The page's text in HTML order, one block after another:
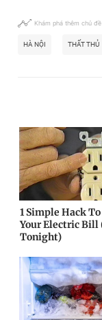
Khám phá thêm chủ đề
HÀ NỘI THẤT THỦ